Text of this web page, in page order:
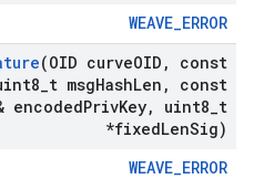
WEAVE_ERROR
(OID curveOID ,
const
t msgHashLen ,
const
encodedPrivKey, uint8 t
*fixedLenSig)
WEAVE_ERROR